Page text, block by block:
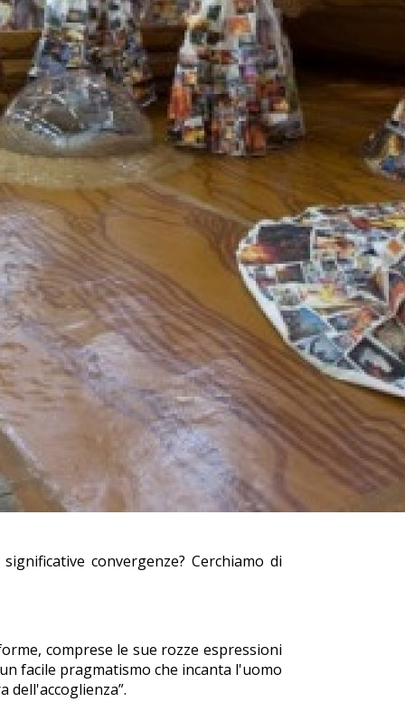
convergenze? Cerchiamo di
comprese le sue rozze espressioni
facile pragmatismo che incanta l'uomo